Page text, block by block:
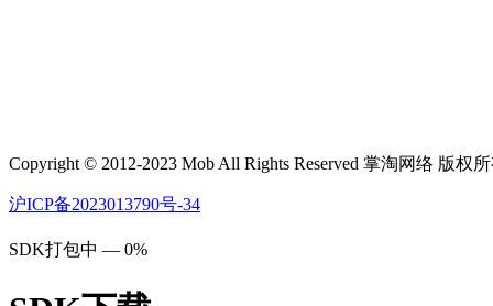
Copyright © 2012-2023 Mob All Rights Reserved 掌淘网络 版权
沪ICP备2023013790号-34
SDK打包中 — 0%